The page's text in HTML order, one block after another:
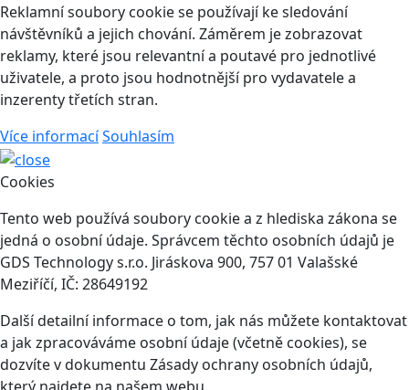
Reklamní soubory cookie se používají ke sledování
návštěvníků a jejich chování. Záměrem je zobrazovat
reklamy, které jsou relevantní a poutavé pro jednotlivé
uživatele, a proto jsou hodnotnější pro vydavatele a
inzerenty třetích stran.
Více informacíSouhlasím
Cookies
Tento web používá soubory cookie a z hlediska zákona se
jedná o osobní údaje. Správcem těchto osobních údajů je
GDS Technology s.r.o. Jiráskova 900, 757 01 Valašské
Meziříčí, IČ: 28649192
Další detailní informace o tom, jak nás můžete kontaktovat
a jak zpracováváme osobní údaje (včetně cookies), se
dozvíte v dokumentu Zásady ochrany osobních údajů,